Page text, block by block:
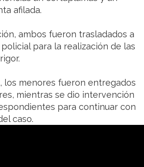
afilada.
ambos fueron trasladados a
para la realización de las
los menores fueron entregados
mientras se dio intervención
para continuar con
caso.